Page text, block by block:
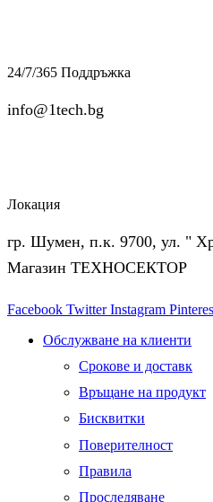
24/7/365 Поддръжка
info@1tech.bg
Локация
гр. Шумен, п.к. 9700, ул. "
Магазин ТЕХНОСЕКТОР
Facebook Twitter Instagram
Обслужване на клиенти
Срокове и доставк
Връщане на продукт
Бисквитки
Поверителност
Правила
Проследяване